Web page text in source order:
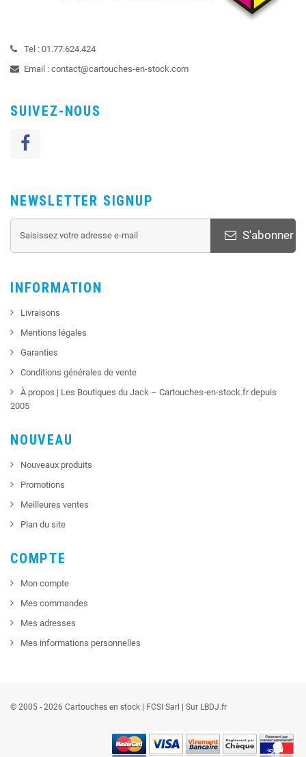
Tel : 01.77.624.424
Email : contact@cartouches-en-stock.com
SUIVEZ-NOUS
NEWSLETTER SIGNUP
S'abonner
INFORMATION
Livraisons
Mentions légales
Garanties
Conditions générales de vente
À propos | Les Boutiques du Jack – Cartouches-en-stock.fr depuis
2005
NOUVEAU
Nouveaux produits
Promotions
Meilleures ventes
Plan du site
COMPTE
Mon compte
Mes commandes
Mes adresses
Mes informations personnelles
© 2005 - 2026 Cartouches en stock | FCSI Sarl | Sur LBDJ.fr